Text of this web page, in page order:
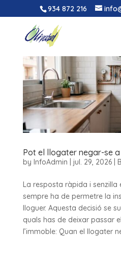
934 872 216
Pot el llogater negar-se
by InfoAdmin jul. 29, 2026|
La resposta ràpida i senzilla
sempre ha de permetre la
lloguer. Aquesta decisió se
quals has de deixar passar
l’immoble: Quan el llogater